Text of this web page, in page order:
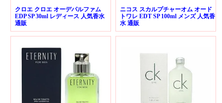
クロエ クロエ オーデパルファム
EDP SP 30ml レディース 人気香水
通販
ニコス スカルプチャーオム オード
トワレ EDT SP 100ml メンズ 人気香
水 通販